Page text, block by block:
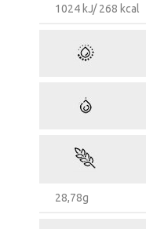
1024 kJ/ 268 kcal
28,78g